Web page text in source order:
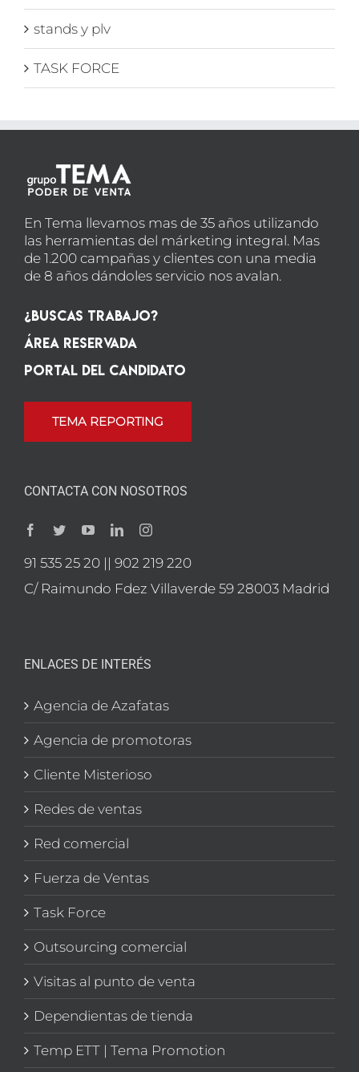
stands y plv
TASK FORCE
En Tema llevamos mas de 35 años utilizando
las herramientas del márketing integral. Mas
de 1.200 campañas y clientes con una media
de 8 años dándoles servicio nos avalan.
¿Buscas Trabajo?
Área Reservada
Portal del candidato
TEMA REPORTING
CONTACTA CON NOSOTROS
91 535 25 20 || 902 219 220
C/ Raimundo Fdez Villaverde 59 28003 Madrid
ENLACES DE INTERÉS
Agencia de Azafatas
Agencia de promotoras
Cliente Misterioso
Redes de ventas
Red comercial
Fuerza de Ventas
Task Force
Outsourcing comercial
Visitas al punto de venta
Dependientas de tienda
Temp ETT | Tema Promotion